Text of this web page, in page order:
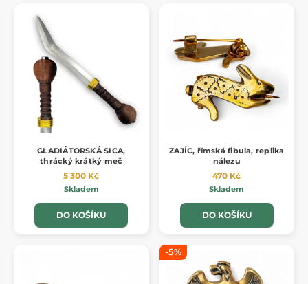
GLADIÁTORSKÁ SICA,
thrácký krátký meč
5 300 Kč
Skladem
DO KOŠÍKU
ZAJÍC, římská fibula, replika
nálezu
470 Kč
Skladem
DO KOŠÍKU
-5%